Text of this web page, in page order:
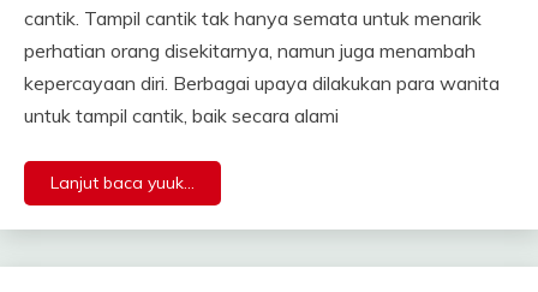
cantik. Tampil cantik tak hanya semata untuk menarik
perhatian orang disekitarnya, namun juga menambah
kepercayaan diri. Berbagai upaya dilakukan para wanita
untuk tampil cantik, baik secara alami
Lanjut baca yuuk...